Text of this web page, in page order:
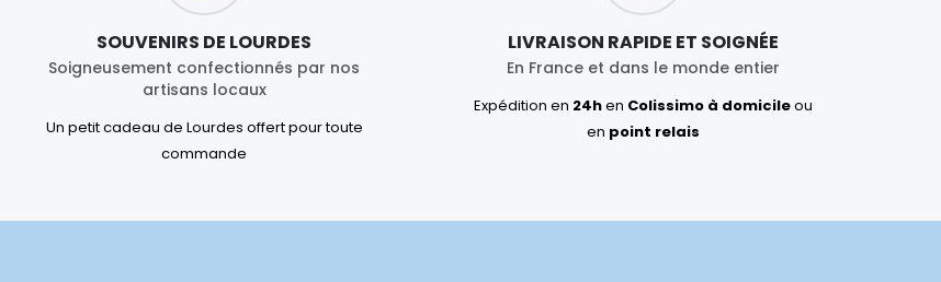
SOUVENIRS DE LOURDES
Soigneusement confectionnés par nos
artisans locaux
Un petit cadeau de Lourdes offert pour toute
commande
LIVRAISON RAPIDE ET SOIGNÉE
En France et dans le monde entier
Expédition en 24hen Colissimo à domicileou
en point relais